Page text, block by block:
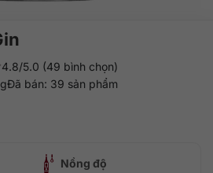
4.8/5.0 (49 bình chọn)
Đã bán: 39 sản phẩm
Nồng độ